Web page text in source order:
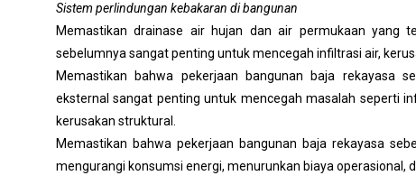
Sistem perlindungan kebakaran di bangunan
Memastikan drainase air hujan dan air permukaan yang
sebelumnya sangat penting untuk mencegah infiltrasi air,
Memastikan bahwa pekerjaan bangunan baja rekayasa
eksternal sangat penting untuk mencegah masalah seperti
kerusakan struktural.
Memastikan bahwa pekerjaan bangunan baja rekayasa
mengurangi konsumsi energi, menurunkan biaya operasional,